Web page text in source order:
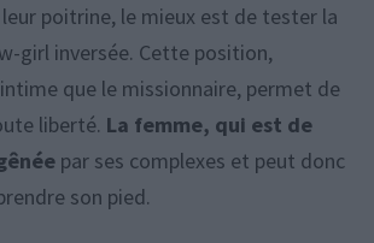
poitrine, le mieux est de tester la
girl inversée. Cette position,
que le missionnaire, permet de
liberté. La femme, qui est de
par ses complexes et peut donc
son pied.